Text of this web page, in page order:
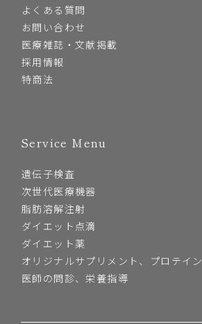
よくある質問
お問い合わせ
医療雑誌・文献掲載
採用情報
特商法
Service Menu
遺伝子検査
次世代医療機器
脂肪溶解注射
ダイエット点滴
ダイエット薬
オリジナルサプリメント、プロテイン
医師の問診、栄養指導